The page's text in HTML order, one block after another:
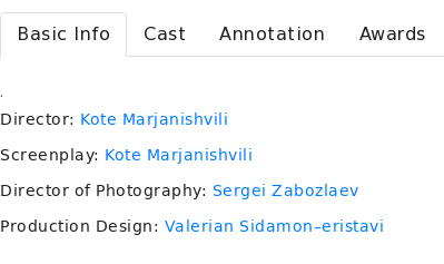
Basic Info Cast Annotation Awards
.
Director: Kote Marjanishvili
Screenplay: Kote Marjanishvili
Director of Photography: Sergei Zabozlaev
Production Design: Valerian Sidamon–eristavi